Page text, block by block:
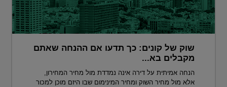
שוק של קונים: כך תדעו אם ההנחה שאתם
מקבלים בא...
הנחה אמיתית על דירה אינה נמדדת מול מחיר המחירון,
אלא מול מחיר השוק ומחיר המינימום שבו היזם מוכן למכור